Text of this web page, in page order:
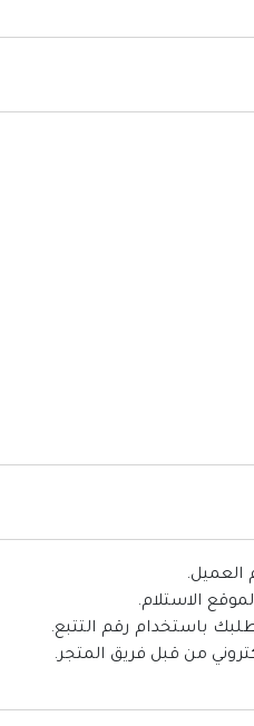
العميل.
الاستلام.
باستخدام رقم التتبع.
من قبل فريق المتجر.